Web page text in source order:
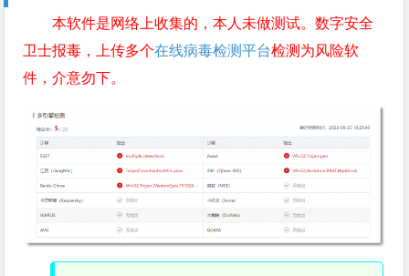
本软件是网络上收集的，本人未做测试。数字安全
卫士报毒，上传多个在线病毒检测平台检测为风险软
件，介意勿下。